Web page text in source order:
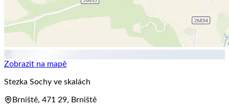
Zobrazit na mapě
Stezka Sochy ve skalách
Brniště, 471 29, Brniště